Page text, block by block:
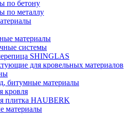
по бетону
по металлу
материалы
системы
SHINGLAS
для кровельных материалов
битумные материалы
кровля
плитка HAUBERK
материалы